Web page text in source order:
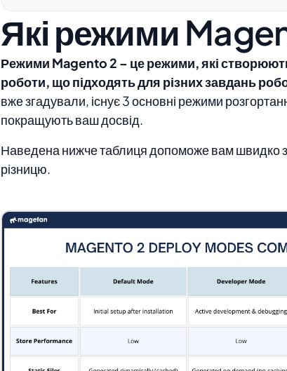
Які режими
Режими Magento 2 – це режими, які
роботи, що підходять для різних завдань
вже згадували, існує 3 основні режими
покращують ваш досвід.
Наведена нижче таблиця допоможе вам швидко
різницю.